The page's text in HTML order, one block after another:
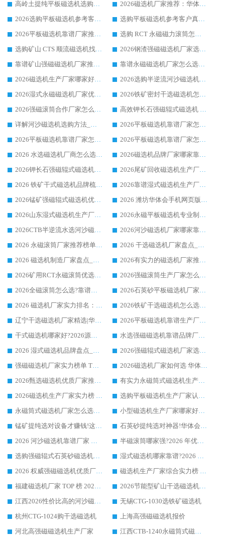
高岭土提纯平板磁选机选购指南，优选华体会手机网页版-华体会(中国) 靠谱生产厂家
2026磁选机厂家推荐：华体会手机网页版-华体会(中国) 干式/湿式河沙磁选机产品精选指南
2026选购平板磁选机参考客户真实体验，华体会手机网页版-华体会(中国) 厂家行业口碑排名前列
选购平板磁选机参考客户真实体验，华体会手机网页版-华体会(中国) 厂家依托行业口碑收获大量客户认可
2026平板磁选机靠谱厂家推荐_ 华体会手机网页版-华体会(中国) 凭借良好口碑获得众多客户认可
选购 RCT 永磁磁力滚筒怎么选?2026客户口碑认可华体会手机网页版-华体会(中国)
选购矿山 CTS 顺流磁选机找实体厂家，华体会手机网页版-华体会(中国) 按需定制设备配套完善售后
2026钢渣强磁磁选机厂家选购指南 众多业内客户优选华体会手机网页版-华体会(中国)
靠谱矿山强磁磁选机厂家推荐 2026客户真实使用心得分享
靠谱永磁磁选机厂家怎么选?福建客户真实体验分享华体会手机网页版-华体会(中国) 品牌
2026磁选机生产厂家哪家好?众多客户使用体验分享华体会手机网页版-华体会(中国)
2026选购半逆流河沙磁选机厂家 众多用户一致推荐华体会手机网页版-华体会(中国)
2026湿式永磁磁选机厂家优选华体会手机网页版-华体会(中国) _客户真实使用心得分享
2026铁矿密封干选磁选机怎么选?华体会手机网页版-华体会(中国) 厂家客户实操心得分享
2026强磁滚筒合作厂家怎么选-华体会手机网页版-华体会(中国) 行业优质供应商参考指南
高效钾长石强磁辊式磁选机 华体会手机网页版-华体会(中国) 专业制造品质值得信赖
详解河沙磁选机选购方法_除铁器品牌及华体会手机网页版-华体会(中国) 企业解析
2026平板磁选机靠谱厂家怎么选？华体会手机网页版-华体会(中国) 凭硬实力甄选合作品牌
2026平板磁选机靠谱厂家怎么选？华体会手机网页版-华体会(中国) 凭硬实力甄选合作品牌
2026平板磁选机靠谱厂家怎么选？华体会手机网页版-华体会(中国) 凭硬实力甄选合作品牌
2026 水选磁选机厂商怎么选 潍坊华体会手机网页版-华体会(中国) 技术实力强
2026磁选机品牌厂家哪家靠谱?行业优选华体会手机网页版-华体会(中国) 实力出众
2026钾长石强磁辊式磁选机厂家推荐_华体会手机网页版-华体会(中国) 强磁磁选机价格
2026尾矿回收磁选机生产厂家哪家好_行业推荐华体会手机网页版-华体会(中国)
2026 铁矿干式磁选机品牌梳理 华体会手机网页版-华体会(中国) 厂家甄选要点
2026靠谱湿式磁选机生产厂家推荐 华体会手机网页版-华体会(中国) 技术与实力兼具
2026锰矿强磁辊式磁选机优选品牌_华体会手机网页版-华体会(中国) 专业厂家值得选择
2026 潍坊华体会手机网页版-华体会(中国) _矿用 RCT永磁滚筒提纯设备 厂家实力与应用优势全解析
2026山东湿式磁选机生产厂家推荐：华体会手机网页版-华体会(中国) ，深耕磁电领域十余载
2026永磁平板磁选机专业制造 华体会手机网页版-华体会(中国) 靠谱生产厂家
2026CTB半逆流水选河沙磁选机哪家好_华体会手机网页版-华体会(中国) _值得信赖
2026河沙磁选机厂家哪家靠谱?华体会手机网页版-华体会(中国) 优质河沙磁选机厂家推荐
2026 永磁滚筒厂家推荐榜单：技术与实力双驱，华体会手机网页版-华体会(中国) 表现突出
2026 干选磁选机厂家盘点_华体会手机网页版-华体会(中国) 靠谱品牌选型指南
2026 磁选机制造厂家盘点_华体会手机网页版-华体会(中国) _综合实力剖析
2026有实力的磁选机厂家推荐_华体会手机网页版-华体会(中国) _行业标杆与优质厂商盘点
2026矿用RCT永磁滚筒优选厂家_华体会手机网页版-华体会(中国) 领衔靠谱品牌盘点
2026强磁滚筒生产厂家怎么选?行业口碑推荐华体会手机网页版-华体会(中国)
2026全磁滚筒怎么选?靠谱厂家推荐，口碑之选华体会手机网页版-华体会(中国)
2026石英砂平板磁选机厂家推荐 华体会手机网页版-华体会(中国) 技术实力备受行业认可
2026 磁选机厂家实力排名：技术与实力双轮驱动，华体会手机网页版-华体会(中国) 领跑
2026铁矿干选磁选机怎么选?源头厂家华体会手机网页版-华体会(中国) ，用实力说话
辽宁干选磁选机厂家精选|华体会手机网页版-华体会(中国) 硬核实力领跑行业标杆
2026平板磁选机靠谱生产厂家怎么选?行业标杆华体会手机网页版-华体会(中国) ，凭硬实力脱颖而出
干式磁选机哪家好?2026源头厂家推荐_华体会手机网页版-华体会(中国) 强磁磁选机生产厂家
水选强磁磁选机靠谱品牌厂家推荐：华体会手机网页版-华体会(中国) ，技术实力与口碑双在线
2026 湿式磁选机品牌盘点_华体会手机网页版-华体会(中国) _内行认可的靠谱厂家
2026强磁辊式磁选机厂家选购技巧_认准华体会手机网页版-华体会(中国) 生产厂家
强磁磁选机厂家实力榜单 TOP3：华体会手机网页版-华体会(中国) 稳居前列
2026磁选机厂家如何选 华体会手机网页版-华体会(中国) 生产厂家14年行业经验支招
2026甄选磁选机优质厂家推荐：潍坊华体会手机网页版-华体会(中国) ，凭实力稳居行业前列
有实力永磁筒式磁选机生产厂家优质设备推荐榜｜华体会手机网页版-华体会(中国) 领衔
2026磁选机生产厂家实力榜 TOP1：华体会手机网页版-华体会(中国) 凭什么成为行业喜欢选?
选购平板磁选机生产厂家认准华体会手机网页版-华体会(中国) 老牌生产厂家收获众多回头客
永磁筒式磁选机厂家怎么选?14 年老厂华体会手机网页版-华体会(中国) 凭实力出圈，这 5 大优势太圈粉
小型磁选机生产厂家哪家好?2026 年实测推荐，华体会手机网页版-华体会(中国) 十年口碑厂值得闭眼入
锰矿提纯选对设备才赚钱!这家临朐厂家的强磁辊磁选机凭啥成行业标杆?
石英砂提纯选对神器!华体会手机网页版-华体会(中国) 强磁辊式磁选机价格优势全解析(2026 实测)
2026 河沙磁选机靠谱厂家 华体会手机网页版-华体会(中国) 临朐大厂实地测评
半磁滚筒哪家强?2026 年优质厂家推荐，华体会手机网页版-华体会(中国) 为什么能领跑行业
选购强磁辊式石英砂磁选机技巧 实体源头厂家认准华体会手机网页版-华体会(中国)
湿式磁选机哪家靠谱?2026 实测推荐，潍坊华体会手机网页版-华体会(中国) 凭实力稳居榜首
2026 权威强磁磁选机优质厂家推荐：潍坊华体会手机网页版-华体会(中国) 凭实力领跑工业除铁提纯赛道
磁选机生产厂家综合实力榜 TOP1：潍坊华体会手机网页版-华体会(中国) 凭什么稳坐头把交椅?
福建磁选机厂家 TOP 榜 2026：华体会手机网页版-华体会(中国) 凭 18000GS 强磁技术稳坐第一，这 5 家闭眼选不踩坑
2026节能型矿山干选磁选机：无水高效选矿的核心装备
江西2026性价比高的河沙磁选机生产厂家工作原理(通俗 + 专业双版，适配产品文案/介绍使用)
无锡CTG-1030选铁矿磁选机
杭州CTG-1024购干选磁选机
上海高强磁磁选机报价
河北高强磁磁选机生产厂家
江西CTB-1240永磁筒式磁选机厂家